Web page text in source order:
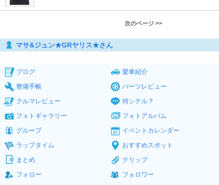
次のページ >>
マサ&ジュン★GRヤリス★さん
ブログ
愛車紹介
整備手帳
パーツレビュー
クルマレビュー
何シテル？
フォトギャラリー
フォトアルバム
グループ
イベントカレンダー
ラップタイム
おすすめスポット
まとめ
クリップ
フォロー
フォロワー